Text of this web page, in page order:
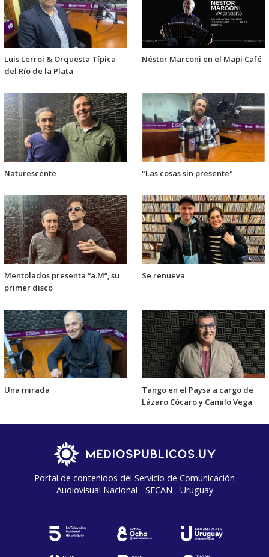
Luis Lerroi & Orquesta Típica
del Río de la Plata
Néstor Marconi en el Mapi Café
Naturescente "Las cosas sin presente"
Mentolados presenta “a.M”, su
primer disco
Se renueva
Una mirada
Tango en el Paysa a cargo de
Lázaro Cócaro y Camilo Vega
Portal de contenidos del Servicio de Comunicación
Audiovisual Nacional - SECAN - Uruguay